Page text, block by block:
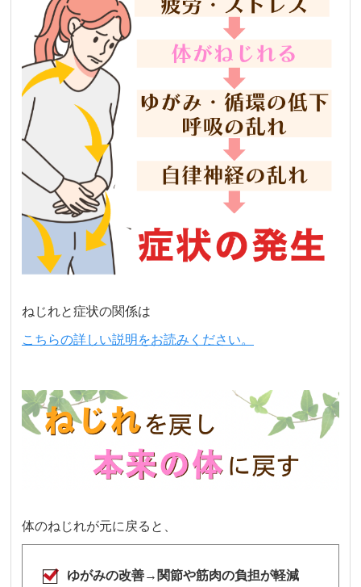
ねじれと症状の関係は
こちらの詳しい説明をお読みください。
体のねじれが元に戻ると、
ゆがみの改善→関節や筋肉の負担が軽減